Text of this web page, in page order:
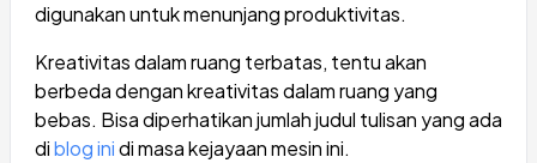
digunakan untuk menunjang produktivitas.
Kreativitas dalam ruang terbatas, tentu akan
berbeda dengan kreativitas dalam ruang yang
bebas. Bisa diperhatikan jumlah judul tulisan yang ada
diblog inidi masa kejayaan mesin ini.